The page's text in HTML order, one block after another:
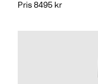
Pris 8495 kr